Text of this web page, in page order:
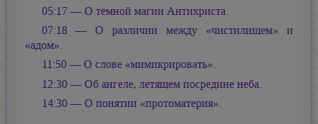
05:17 — О тёмной магии Антихриста.
07:18 — О различии между «чистилищем» и
«адом».
11:50 — О слове «мимикрировать».
12:30 — Об ангеле, летящем посредине неба.
14:30 — О понятии «протоматерия».